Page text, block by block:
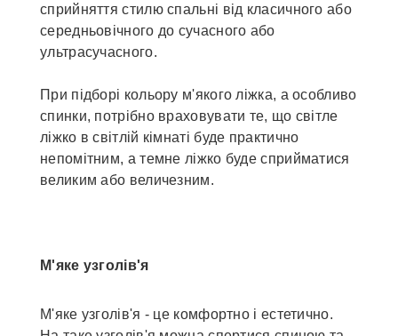
сприйняття стилю спальні від класичного або
середньовічного до сучасного або
ультрасучасного.
При підборі кольору м'якого ліжка, а особливо
спинки, потрібно враховувати те, що світле
ліжко в світлій кімнаті буде практично
непомітним, а темне ліжко буде сприйматися
великим або величезним.
М'яке узголів'я
М'яке узголів'я - це комфортно і естетично.